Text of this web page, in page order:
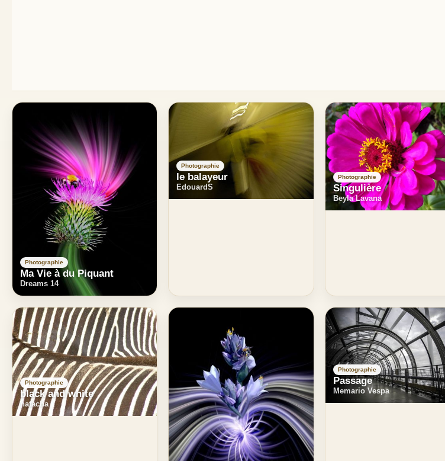
Photographie
Ma Vie à du Piquant
Dreams 14
Photographie
le balayeur
EdouardS
Photographie
Singulière
Beyla Lavana
Photographie
black and white
natacha
Photographie
Passage
Memario Vespa